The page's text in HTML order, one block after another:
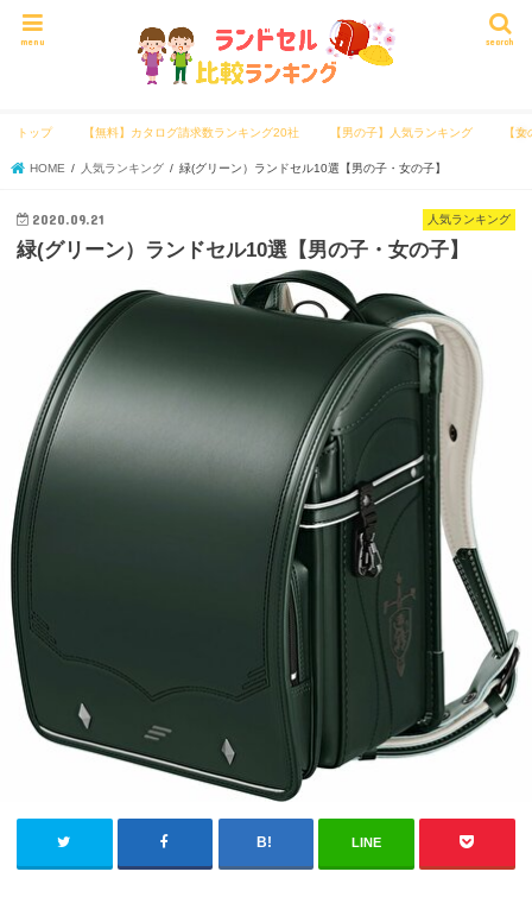
search
menu
トップ 【無料】カタログ請求数ランキング20社 【男の子】人気ランキング 【
HOME 人気ランキング 緑(グリーン）ランドセル10選【男の子・女の子】
人気ランキング
2020.09.21
緑(グリーン）ランドセル10選【男の子・女の子】
LINE